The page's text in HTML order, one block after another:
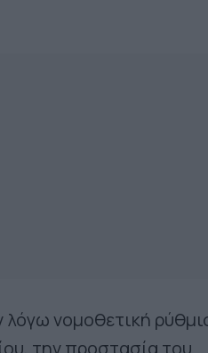
λόγω νομοθετική